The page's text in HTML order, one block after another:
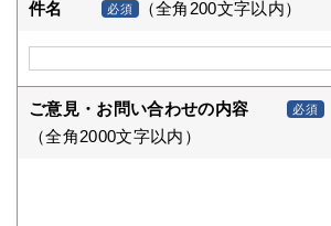
件名 必須 （全角200文字以内）
ご意見・お問い合わせの内容 必須
（全角2000文字以内）